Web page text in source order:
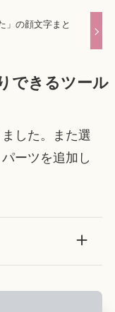
」の顔文字まと
できるツール
した。また選
ーツを追加し